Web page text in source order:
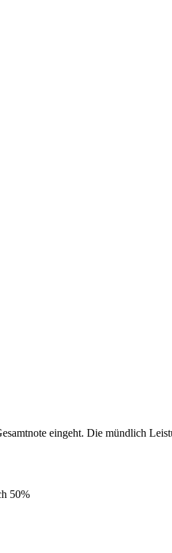
eingeht. Die mündlich
50%